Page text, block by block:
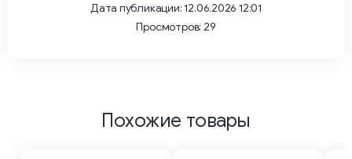
Дата публикации: 12.06.2026 12:01
Просмотров: 29
Похожие товары